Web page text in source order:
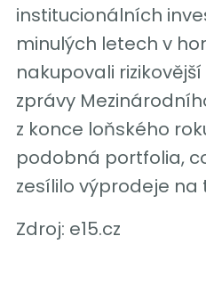
institucionálních
minulých letech v
nakupovali
zprávy
z konce loňského
podobná portfolia,
zesílilo výprodeje na
Zdroj: e15.cz